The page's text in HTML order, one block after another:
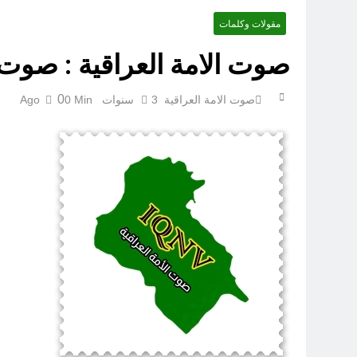
الكاتبان باقر الزبيدي ورياض سعد يحذران من الجولاني (ح 1) (وإذا كنت فيهم فأقمت لهم الصلاة فلتقم طائفة منهم معك وليأخذوا أٍسلحتهم)
مقولات وكلمات
صوت الامة العراقية : صوت
صوت الامة العراقية 3 سنوات Ago 00 Min